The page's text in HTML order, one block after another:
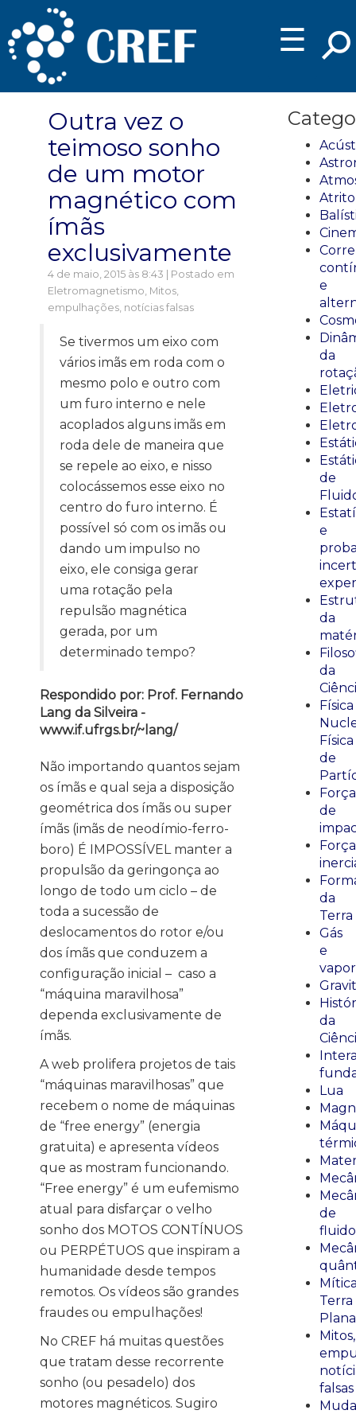
☰
Outra vez o
teimoso sonho
de um motor
magnético com
ímãs
exclusivamente
4 de maio, 2015 às 8:43 | Postado em
Eletromagnetismo, Mitos,
empulhações, notícias falsas
Se tivermos um eixo com
vários imãs em roda com o
mesmo polo e outro com
um furo interno e nele
acoplados alguns imãs em
roda dele de maneira que
se repele ao eixo, e nisso
colocássemos esse eixo no
centro do furo interno. É
possível só com os imãs ou
dando um impulso no
eixo, ele consiga gerar
uma rotação pela
repulsão magnética
gerada, por um
determinado tempo?
Respondido por: Prof. Fernando
Lang da Silveira -
www.if.ufrgs.br/~lang/
Não importando quantos sejam
os ímãs e qual seja a disposição
geométrica dos ímãs ou super
ímãs (imãs de neodímio-ferro-
boro) É IMPOSSÍVEL manter a
propulsão da geringonça ao
longo de todo um ciclo – de
toda a sucessão de
deslocamentos do rotor e/ou
dos ímãs que conduzem a
configuração inicial – caso a
“máquina maravilhosa”
dependa exclusivamente de
ímãs.
A web prolifera projetos de tais
“máquinas maravilhosas” que
recebem o nome de máquinas
de “free energy” (energia
gratuita) e apresenta vídeos
que as mostram funcionando.
“Free energy” é um eufemismo
atual para disfarçar o velho
sonho dos MOTOS CONTÍNUOS
ou PERPÉTUOS que inspiram a
humanidade desde tempos
remotos. Os vídeos são grandes
fraudes ou empulhações!
No CREF há muitas questões
que tratam desse recorrente
sonho (ou pesadelo) dos
motores magnéticos. Sugiro
Atrito
e
da
de
e
da
da
Física
Física
de
Força
de
da
Terra
Gás
e
vapor
da
Lua
de
Terra
Plana
Mitos,
falsas